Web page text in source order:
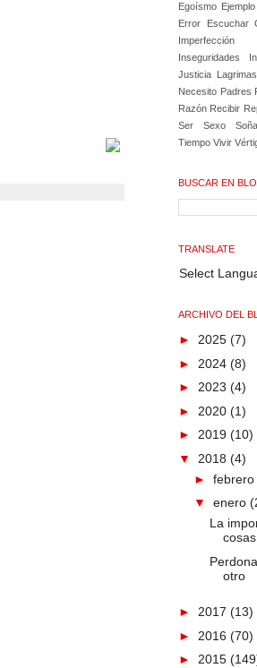
Egoísmo Ejemplo
Error
Escuchar
Imperfección
Inseguridades
Justicia Lagrimas
Necesito Padres
Razón Recibir
Ser
Sexo
Tiempo Vivir
BUSCAR EN
TRANSLATE
Select
ARCHIVO DEL
► 2025 (7)
► 2024 (8)
► 2023 (4)
► 2020 (1)
► 2019 (10)
▼ 2018 (4)
► febrero
▼ enero
La
otro
► 2017 (13)
► 2016 (70)
► 2015